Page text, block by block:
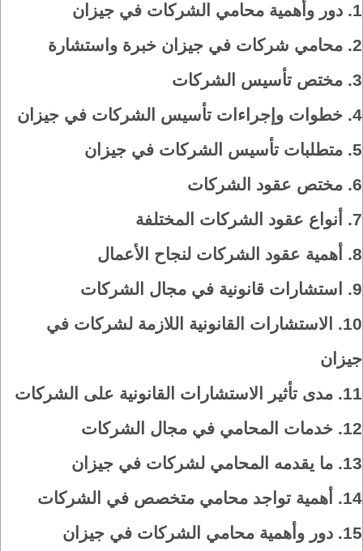
1. دور وأهمية محامي الشركات في جيزان
2. محامي شركات في جيزان خبرة واستشارة
3. مختص تأسيس الشركات
4. خطوات وإجراءات تأسيس الشركات في جيزان
5. متطلبات تأسيس الشركات في جيزان
6. مختص عقود الشركات
7.
أنواع عقود الشركات المختلفة
8.
أهمية عقود الشركات لنجاح الأعمال
9.
استشارات قانونية في مجال الشركات
10.
الاستشارات القانونية اللازمة لشركات في
جيزان
11. مدى تأثير الاستشارات القانونية على الشركات
12. خدمات المحامي في مجال الشركات
13. ما يقدمه المحامي لشركات في جيزان
14.
أهمية تواجد محامي متخصص في الشركات
15. دور وأهمية محامي الشركات في جيزان